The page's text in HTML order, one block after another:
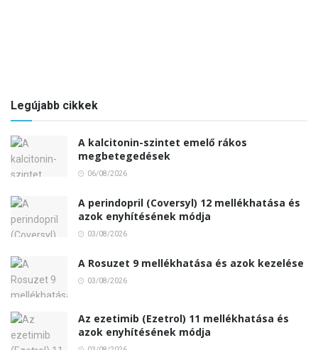
Legújabb cikkek
A kalcitonin-szintet emelő rákos
megbetegedések
06/08/2026
A perindopril (Coversyl) 12 mellékhatása és
azok enyhítésének módja
03/08/2026
A Rosuzet 9 mellékhatása és azok kezelése
03/08/2026
Az ezetimib (Ezetrol) 11 mellékhatása és
azok enyhítésének módja